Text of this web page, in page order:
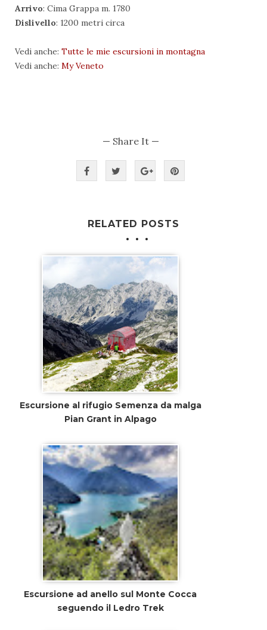
Arrivo: Cima Grappa m. 1780
Dislivello: 1200 metri circa
Vedi anche: Tutte le mie escursioni in montagna
Vedi anche: My Veneto
— Share It —
RELATED POSTS
Escursione al rifugio Semenza da malga
Pian Grant in Alpago
Escursione ad anello sul Monte Cocca
seguendo il Ledro Trek